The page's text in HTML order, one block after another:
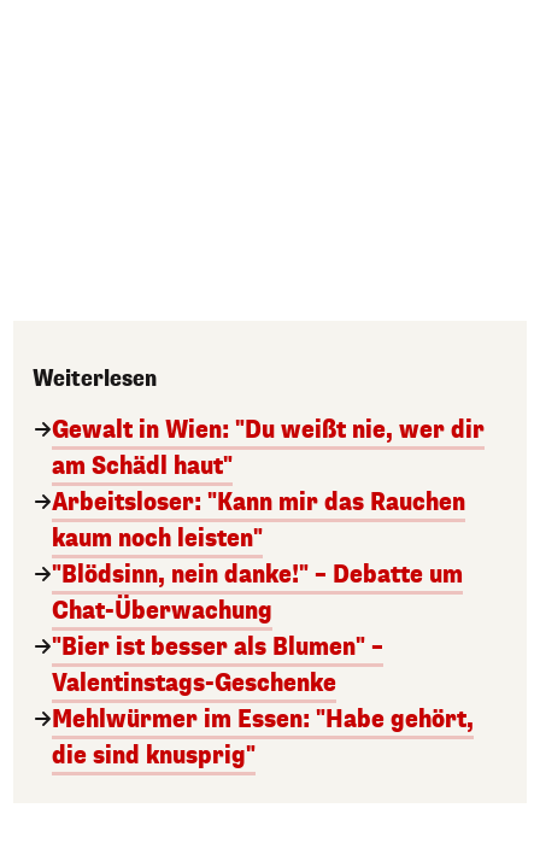
Weiterlesen
Gewalt in Wien: "Du weißt nie, wer dir
am Schädl haut"
Arbeitsloser: "Kann mir das Rauchen
kaum noch leisten"
"Blödsinn, nein danke!" – Debatte um
Chat-Überwachung
"Bier ist besser als Blumen" –
Valentinstags-Geschenke
Mehlwürmer im Essen: "Habe gehört,
die sind knusprig"